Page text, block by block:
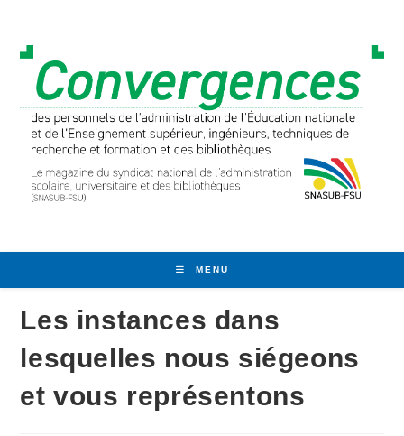
content
MENU
Les instances dans
lesquelles nous siégeons
et vous représentons